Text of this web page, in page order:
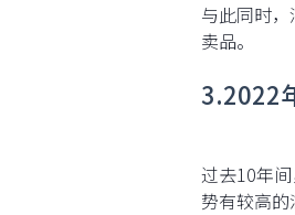
与此同时，
卖品。
3.2022
过去10年
势有较高的